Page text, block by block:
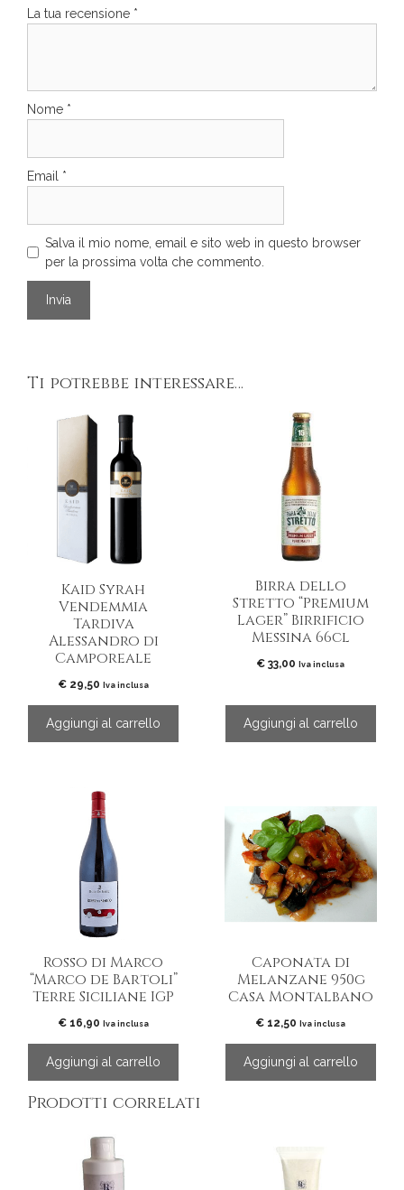
La tua recensione *
Nome *
Email *
Salva il mio nome, email e sito web in questo browser
per la prossima volta che commento.
Ti potrebbe interessare…
Kaid Syrah
Vendemmia
Tardiva
Alessandro di
Camporeale
€29,50 Iva inclusa
Aggiungi al carrello
Birra dello
Stretto “Premium
Lager” Birrificio
Messina 66cl
€ 33,00 Iva inclusa
Aggiungi al carrello
Rosso di Marco
“Marco de Bartoli”
Terre Siciliane IGP
€16,90 Iva inclusa
Aggiungi al carrello
Caponata di
Melanzane 950g
Casa Montalbano
€ 12,50 Iva inclusa
Aggiungi al carrello
Prodotti correlati